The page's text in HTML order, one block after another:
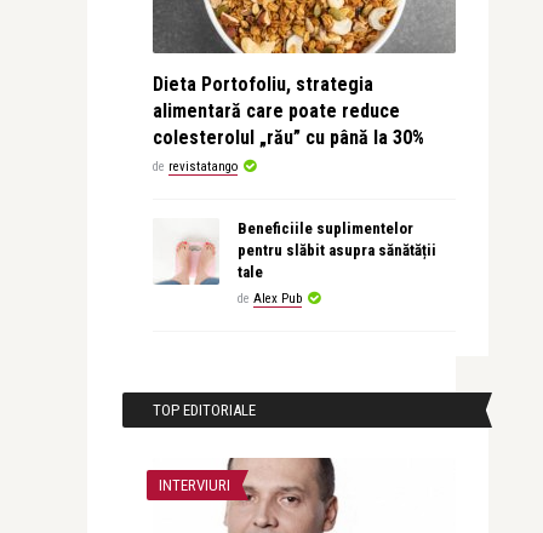
Dieta Portofoliu, strategia
alimentară care poate reduce
colesterolul „rău” cu până la 30%
de revistatango
Beneficiile suplimentelor
pentru slăbit asupra sănătății
tale
de Alex Pub
TOP EDITORIALE
INTERVIURI